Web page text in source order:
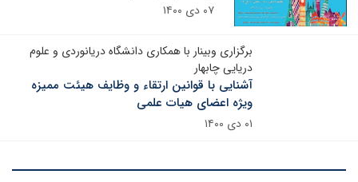
۰۷ دی ۱۴۰۰
برگزاری وبینار با همکاری دانشگاه دریانوردی و علوم
دریایی چابهار
آشنایی با قوانین ارتقاء و وظایف هیئت ممیزه
ویژه اعضای هیات علمی
۰۱ دی ۱۴۰۰